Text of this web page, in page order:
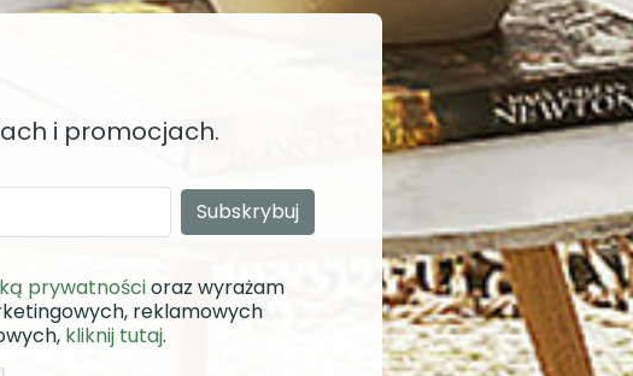
i promocjach.
prywatnościoraz wyrażam
reklamowych
kliknij tutaj.